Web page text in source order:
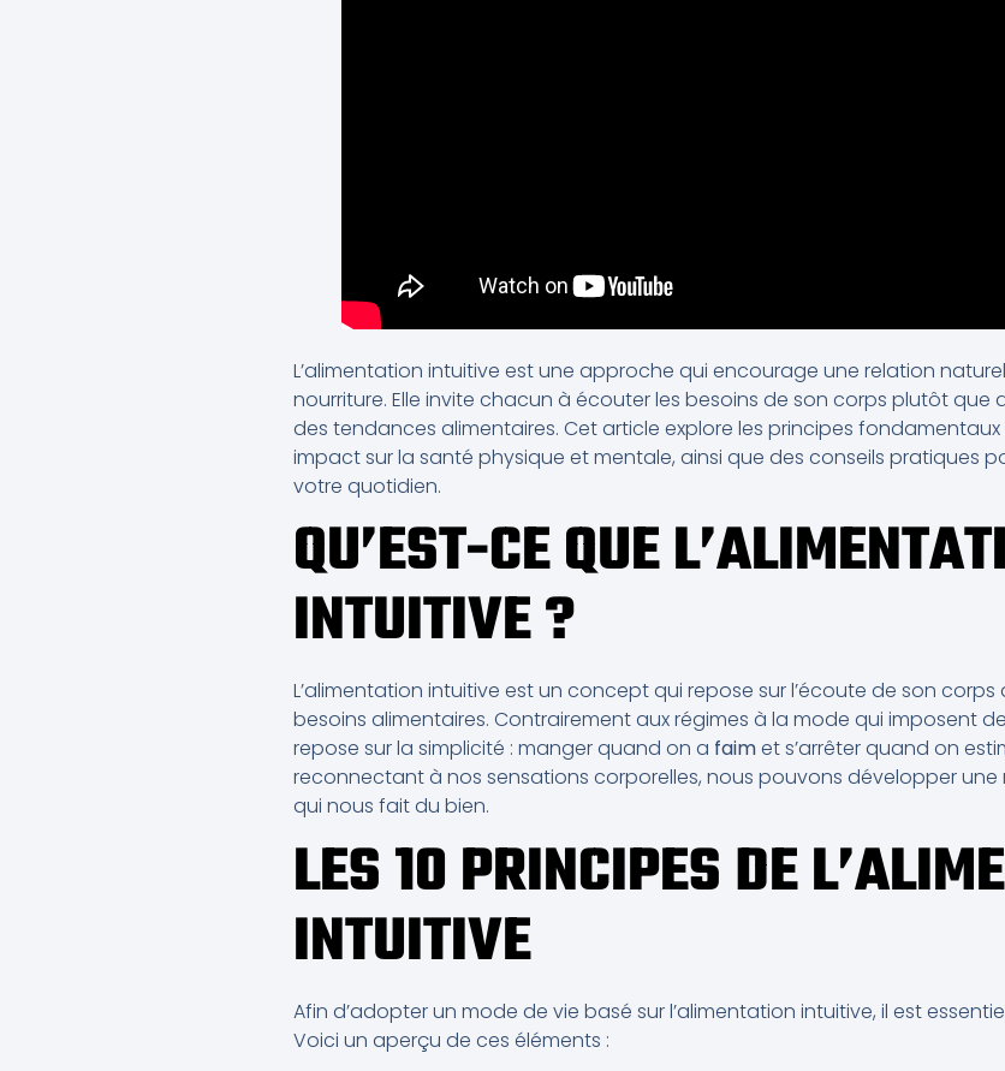
L’alimentation intuitive est une approche qui encourage une relation
nourriture. Elle invite chacun à écouter les besoins de son corps plutôt que
des tendances alimentaires. Cet article explore les principes fondamentaux
impact sur la santé physique et mentale, ainsi que des conseils pratiques
votre quotidien.
QU’EST-CE QUE
INTUITIVE ?
L’alimentation intuitive est un concept qui repose sur l’écoute de son
besoins alimentaires. Contrairement aux régimes à la mode qui imposent
repose sur la simplicité : manger quand on a faimet s’arrêter quand on
reconnectant à nos sensations corporelles, nous pouvons développer
qui nous fait du bien.
LES 10 PRINCIPES DE
INTUITIVE
Afin d’adopter un mode de vie basé sur l’alimentation intuitive, il est
Voici un aperçu de ces éléments :